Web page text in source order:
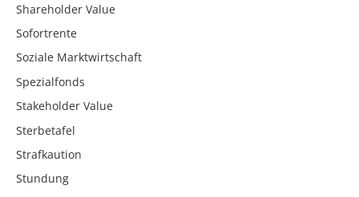
Shareholder Value
Sofortrente
Soziale Marktwirtschaft
Spezialfonds
Stakeholder Value
Sterbetafel
Strafkaution
Stundung